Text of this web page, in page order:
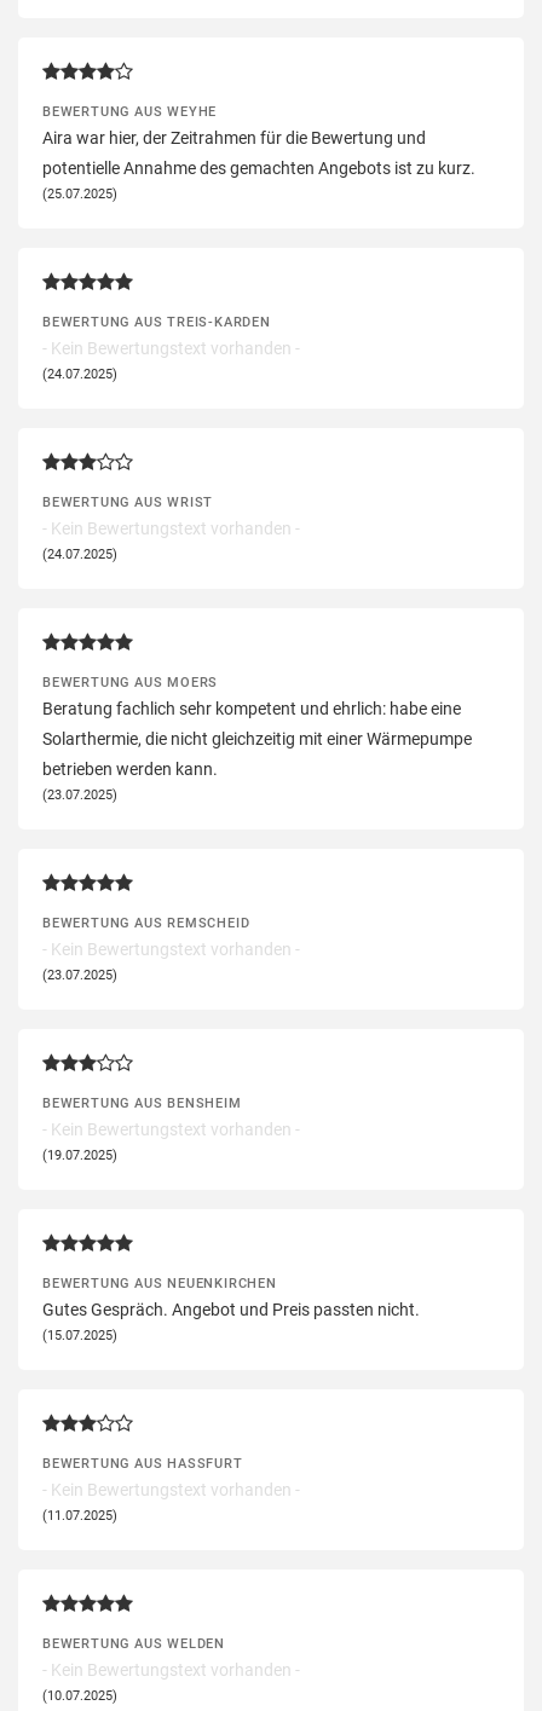
BEWERTUNG AUS WEYHE
Aira war hier, der Zeitrahmen für die Bewertung und
potentielle Annahme des gemachten Angebots ist zu kurz.
(25.07.2025)
BEWERTUNG AUS TREIS-KARDEN
- Kein Bewertungstext vorhanden -
(24.07.2025)
BEWERTUNG AUS WRIST
- Kein Bewertungstext vorhanden -
(24.07.2025)
BEWERTUNG AUS MOERS
Beratung fachlich sehr kompetent und ehrlich: habe eine
Solarthermie, die nicht gleichzeitig mit einer Wärmepumpe
betrieben werden kann.
(23.07.2025)
BEWERTUNG AUS REMSCHEID
- Kein Bewertungstext vorhanden -
(23.07.2025)
BEWERTUNG AUS BENSHEIM
- Kein Bewertungstext vorhanden -
(19.07.2025)
BEWERTUNG AUS NEUENKIRCHEN
Gutes Gespräch. Angebot und Preis passten nicht.
(15.07.2025)
BEWERTUNG AUS HASSFURT
- Kein Bewertungstext vorhanden -
(11.07.2025)
BEWERTUNG AUS WELDEN
- Kein Bewertungstext vorhanden -
(10.07.2025)